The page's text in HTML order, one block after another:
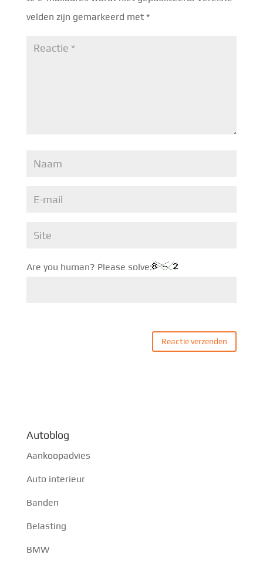
velden zijn gemarkeerd met *
Are you human? Please solve:
Autoblog
Aankoopadvies
Auto interieur
Banden
Belasting
BMW